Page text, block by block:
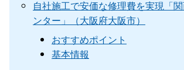
自社施工で安価な修理費を実現「
ンター」（大阪府大阪市）
おすすめポイント
基本情報